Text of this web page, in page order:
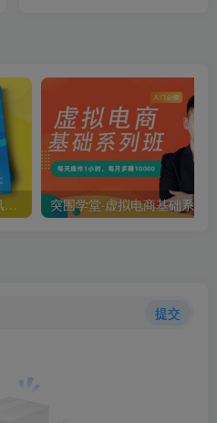
严校长·塔罗牌付费项目，0风险，一台手机，随时随地赚钱价值1000元
提交